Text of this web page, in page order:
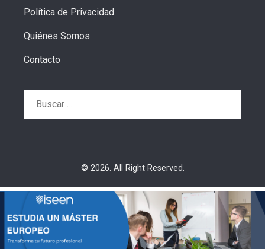
Política de Privacidad
Quiénes Somos
Contacto
© 2026. All Right Reserved.